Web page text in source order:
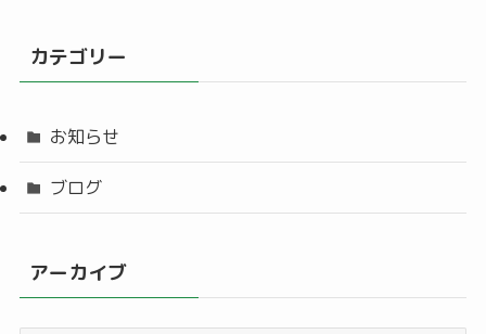
カテゴリー
お知らせ
ブログ
アーカイブ